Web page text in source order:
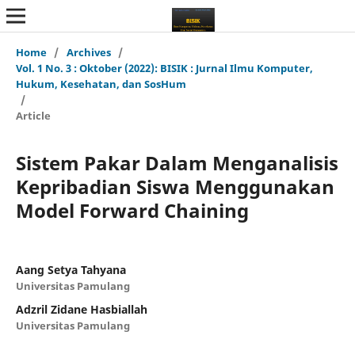
Home / Archives /
Vol. 1 No. 3 : Oktober (2022): BISIK : Jurnal Ilmu Komputer,
Hukum, Kesehatan, dan SosHum
/
Article
Sistem Pakar Dalam Menganalisis
Kepribadian Siswa Menggunakan
Model Forward Chaining
Aang Setya Tahyana
Universitas Pamulang
Adzril Zidane Hasbiallah
Universitas Pamulang